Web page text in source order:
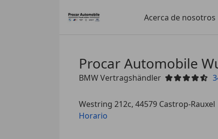
Acerca de nosotros
Procar Automobile
BMW Vertragshändler
Westring 212c, 44579 Castrop-Rauxel
Horario